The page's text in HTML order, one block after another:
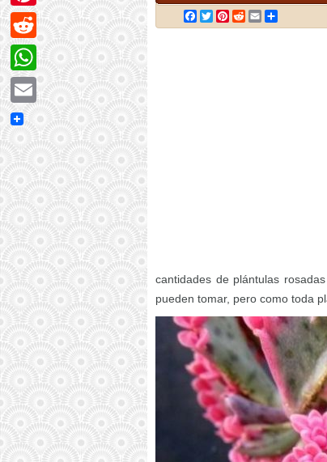
Facebook
TwitterPinterest
RedditEmail
cantidades de plántulas
pueden tomar, pero como toda
Pinterest
Reddit
WhatsApp
Email